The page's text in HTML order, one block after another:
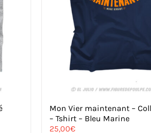
du
Mon Vier maintenant –
– Tshirt – Bleu Marine
25,00€